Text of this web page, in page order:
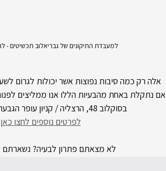
למעבדת התיקונים של גבריאלוב תכשיטים -
אלה רק כמה סיבות נפוצות אשר יכולות לגרום
אם נתקלת באחת מהבעיות הללו אנו ממליצים
בסוקלוב 48, הרצליה / קניון עופר הגבעה גבעת שמואל.
לפרטים נוספים לחצו כאן
לא מצאתם פתרון לבעיה?